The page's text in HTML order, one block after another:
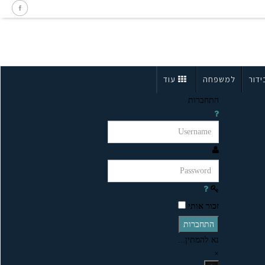
למשפחה עוד
התחברות
זכור אותי
התחברות
נא להמתין...
×